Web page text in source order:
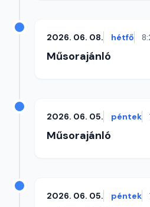
2026. 06. 08. hétfő
Műsorajánló
2026. 06. 05. péntek
Műsorajánló
2026. 06. 05. péntek